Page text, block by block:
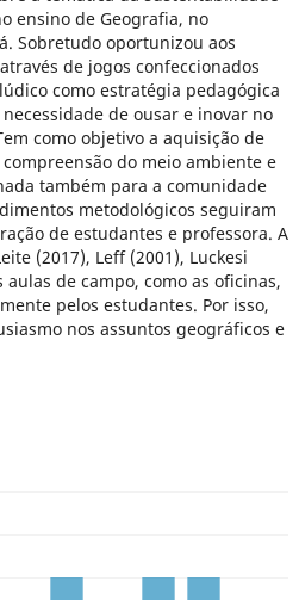
ensino de Geografia, no
Sobretudo oportunizou aos
de jogos confeccionados
como estratégia pedagógica
de ousar e inovar no
como objetivo a aquisição de
do meio ambiente e
também para a comunidade
metodológicos seguiram
de estudantes e professora. A
(2017), Leff (2001), Luckesi
de campo, como as oficinas,
pelos estudantes. Por isso,
nos assuntos geográficos e